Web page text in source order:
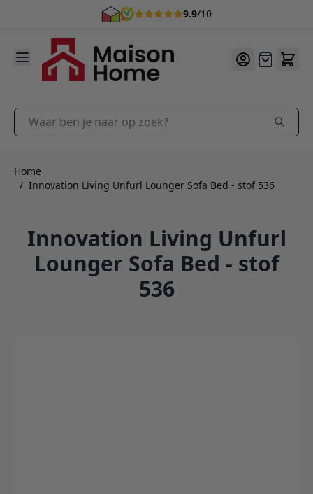
9.9/10
Ga naar de inhoud
Offerte
Waar ben je naar op zoek?
Home
/ Innovation Living Unfurl Lounger Sofa Bed - stof 536
Innovation Living Unfurl
Lounger Sofa Bed - stof
536